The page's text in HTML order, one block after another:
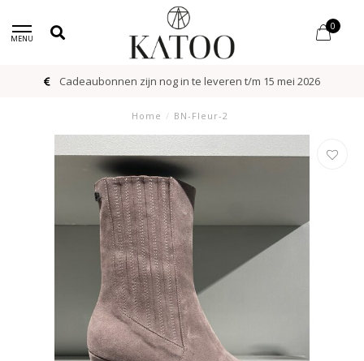
MENU
0
Cadeaubonnen zijn nog in te leveren t/m 15 mei 2026
Home / BN-Fleur-2